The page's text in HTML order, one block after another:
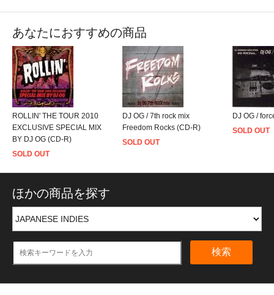
あなたにおすすめの商品
ROLLIN' THE TOUR 2010
EXCLUSIVE SPECIAL MIX
BY DJ OG (CD-R)
SOLD OUT
DJ OG / 7th rock mix
Freedom Rocks (CD-R)
SOLD OUT
DJ OG /
SOLD OUT
ほかの商品を探す
検索